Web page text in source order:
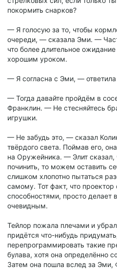
покормить снарков?
— Я голосую за то, чтобы
очереди, — сказала Эми. —
что более длительное
хорошим уроком.
— Я согласна с Эми, — ответила
— Тогда давайте пройдём в
Франклин. — Не стесняйтесь
игрушки.
— Не забудь это, — сказал
твёрдого света. Поймав его,
на Оружейника. — Элит
починить, то можем оставить
слишком хлопотно пытаться
самому. Тот факт, что проектор
способностями, просто делает
очевидным.
Тейлор пожала плечами и
придётся что-нибудь
перепрограммировать такие
булава, хотя она определённо
Затем она пошла вслед за Эми,